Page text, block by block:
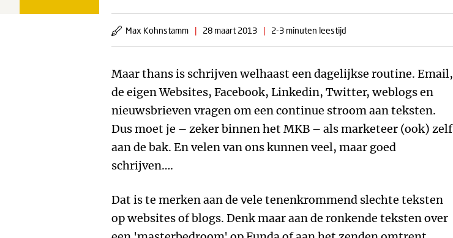
Max Kohnstamm | 28 maart 2013 | 2-3 minuten leestijd
Maar thans is schrijven welhaast een dagelijkse routine. Email,
de eigen Websites, Facebook, Linkedin, Twitter, weblogs en
nieuwsbrieven vragen om een continue stroom aan teksten.
Dus moet je – zeker binnen het MKB – als marketeer (ook) zelf
aan de bak. En velen van ons kunnen veel, maar goed
schrijven….
Dat is te merken aan de vele tenenkrommend slechte teksten
op websites of blogs. Denk maar aan de ronkende teksten over